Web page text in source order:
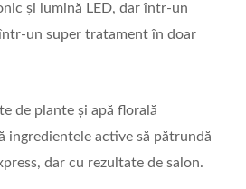
și lumină LED, dar într-un
un super tratament în doar
de plante și apă florală
ingredientele active să pătrundă
dar cu rezultate de salon.